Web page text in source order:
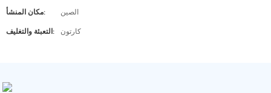
مكان المنشأ:
الصين
التعبئة والتغليف: كارتون